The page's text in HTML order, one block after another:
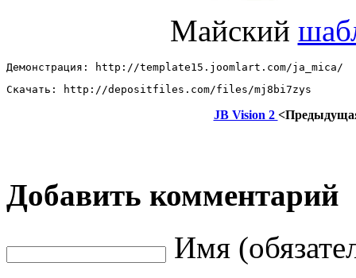
Майский
Демонстрация: http://template15.joomlart.com/ja_mica/
Скачать: http://depositfiles.com/files/mj8bi7zys
JB Vision 2
Добавить комментарий
Имя